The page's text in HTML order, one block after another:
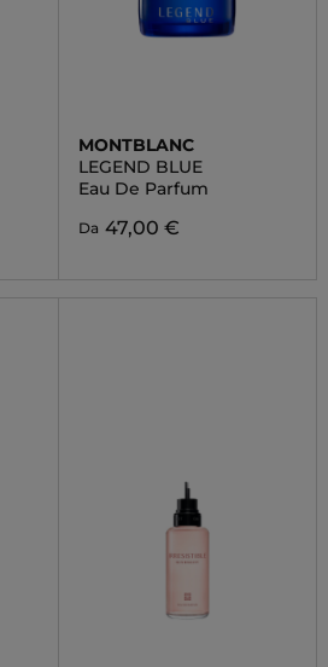
MONTBLANC
LEGEND BLUE
Eau De Parfum
Da 47,00 €